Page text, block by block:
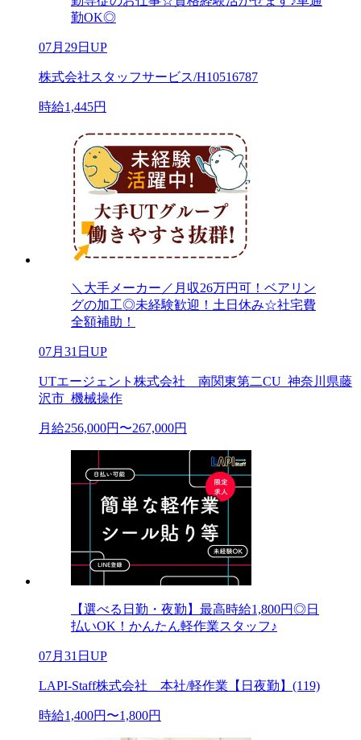
勤OK◎
07月29日UP
株式会社スタッフサービス/H10516787
時給1,445円
＼大手メーカー／月収26万円可！ベアリン
グの加工◎未経験歓迎！土日休み☆社宅費
全額補助！
07月31日UP
UTエージェント株式会社 南関東第二CU_神奈川県藤
沢市_機械操作
月給256,000円〜267,000円
【選べる日勤・夜勤】最高時給1,800円◎日
払いOK！かんたん軽作業スタッフ♪
07月31日UP
LAPI-Staff株式会社 本社/軽作業【日夜勤】(119)
時給1,400円〜1,800円